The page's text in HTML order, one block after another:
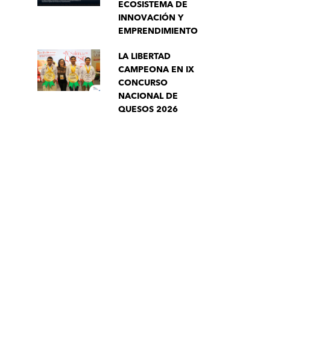
ECOSISTEMA DE
INNOVACIÓN Y
EMPRENDIMIENTO
LA LIBERTAD
CAMPEONA EN IX
CONCURSO
NACIONAL DE
QUESOS 2026